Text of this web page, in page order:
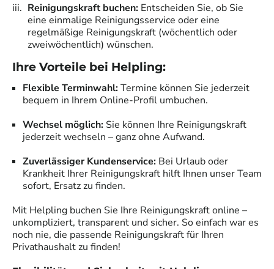
Reinigungskraft buchen: Entscheiden Sie, ob Sie
eine einmalige Reinigungsservice oder eine
regelmäßige Reinigungskraft (wöchentlich oder
zweiwöchentlich) wünschen.
Ihre Vorteile bei Helpling:
Flexible Terminwahl:Termine können Sie jederzeit
bequem in Ihrem Online-Profil umbuchen.
Wechsel möglich: Sie können Ihre Reinigungskraft
jederzeit wechseln – ganz ohne Aufwand.
Zuverlässiger Kundenservice: Bei Urlaub oder
Krankheit Ihrer Reinigungskraft hilft Ihnen unser Team
sofort, Ersatz zu finden.
Mit Helpling buchen Sie Ihre Reinigungskraft online –
unkompliziert, transparent und sicher. So einfach war es
noch nie, die passende Reinigungskraft für Ihren
Privathaushalt zu finden!